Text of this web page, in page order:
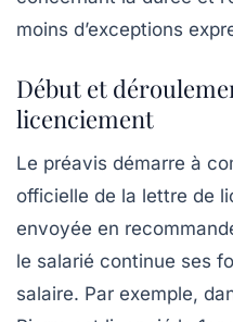
moins d’exceptions
Début et
licenciement
Le préavis démarre à
officielle de la lettre de
envoyée en
le salarié continue ses
salaire. Par exemple,